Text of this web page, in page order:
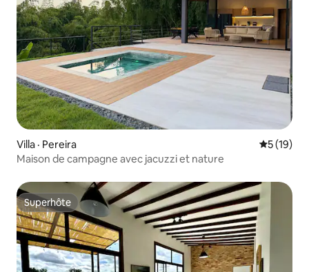
Villa · Pereira Note
5 (19)
Maison de campagne avec jacuzzi et nature
Superhôte
Superhôte